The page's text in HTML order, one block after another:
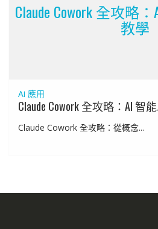
Claude Cowork 全攻略
教學
Ai 應用
Claude Cowork 全攻略：AI 智
Claude Cowork 全攻略：從概念...